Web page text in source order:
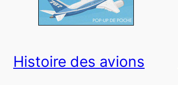
Histoire des avions